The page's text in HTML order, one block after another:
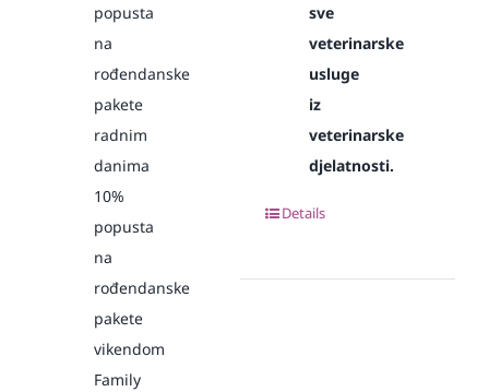
popusta
na
rođendanske
pakete
radnim
danima
10%
popusta
na
rođendanske
pakete
vikendom
Family
sve
veterinarske
usluge
iz
veterinarske
djelatnosti.
Details